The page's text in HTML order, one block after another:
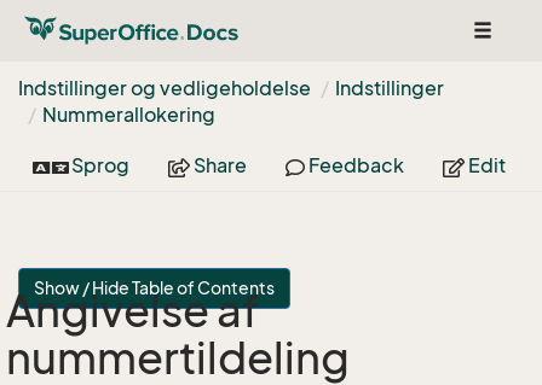
Toggle
Indstillinger og vedligeholdelse
Indstillinger
Nummerallokering
Sprog Share Feedback Edit
Show / Hide Table of Contents
Angivelse af
nummertildeling